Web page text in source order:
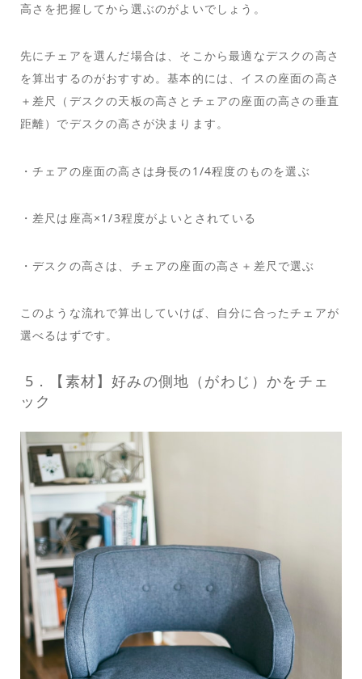
高さを把握してから選ぶのがよいでしょう。
先にチェアを選んだ場合は、そこから最適なデスクの高さ
を算出するのがおすすめ。基本的には、イスの座面の高さ
＋差尺（デスクの天板の高さとチェアの座面の高さの垂直
距離）でデスクの高さが決まります。
・チェアの座面の高さは身長の1/4程度のものを選ぶ
・差尺は座高×1/3程度がよいとされている
・デスクの高さは、チェアの座面の高さ＋差尺で選ぶ
このような流れで算出していけば、自分に合ったチェアが
選べるはずです。
5．【素材】好みの側地（がわじ）かをチェ
ック